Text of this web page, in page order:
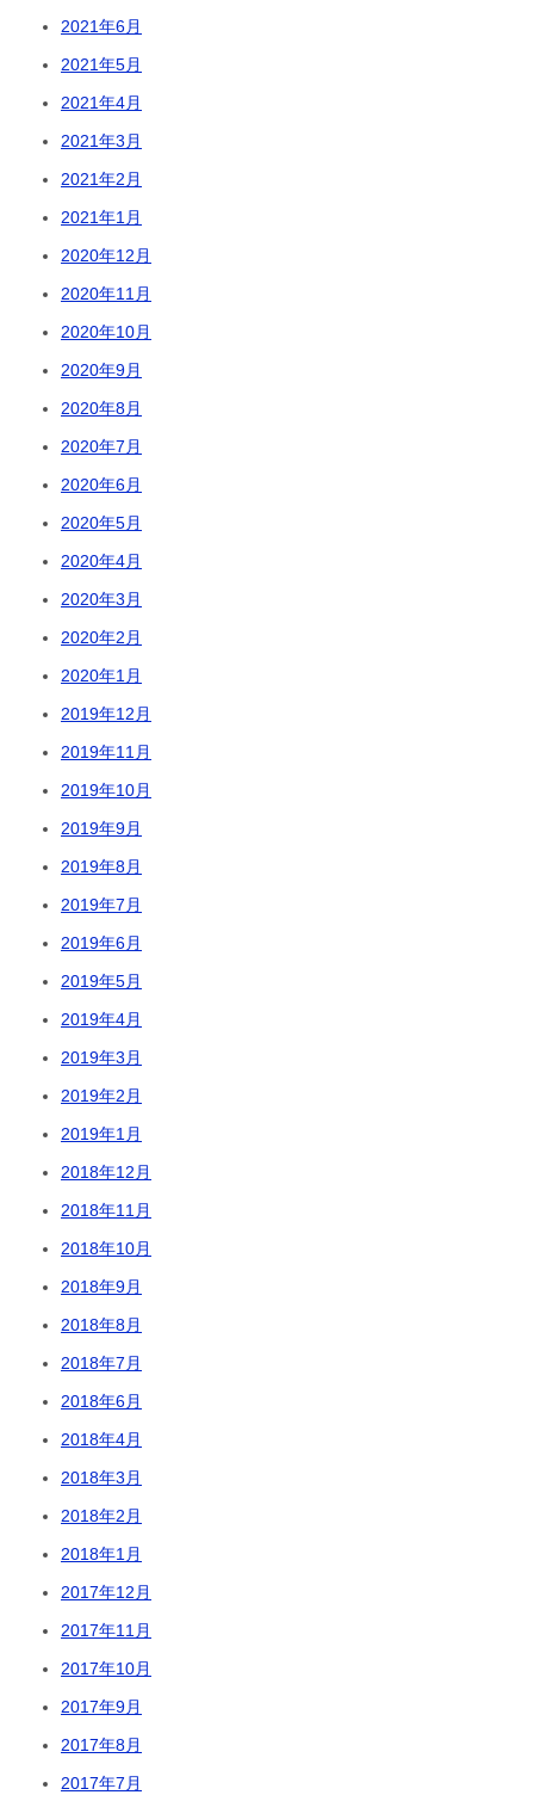
2021年6月
2021年5月
2021年4月
2021年3月
2021年2月
2021年1月
2020年12月
2020年11月
2020年10月
2020年9月
2020年8月
2020年7月
2020年6月
2020年5月
2020年4月
2020年3月
2020年2月
2020年1月
2019年12月
2019年11月
2019年10月
2019年9月
2019年8月
2019年7月
2019年6月
2019年5月
2019年4月
2019年3月
2019年2月
2019年1月
2018年12月
2018年11月
2018年10月
2018年9月
2018年8月
2018年7月
2018年6月
2018年4月
2018年3月
2018年2月
2018年1月
2017年12月
2017年11月
2017年10月
2017年9月
2017年8月
2017年7月